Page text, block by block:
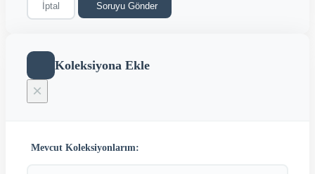
İptal Soruyu Gönder
Koleksiyona Ekle
×
Mevcut Koleksiyonlarım: